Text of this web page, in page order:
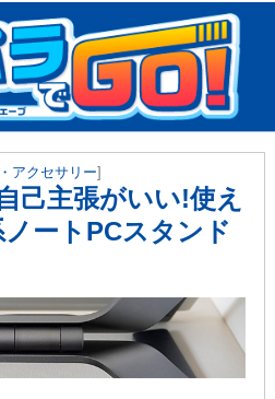
アクセサリー]
己主張がいい!使え
ートPCスタンド